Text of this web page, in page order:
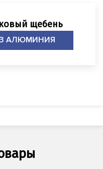
щебень
АЛЮМИНИЯ